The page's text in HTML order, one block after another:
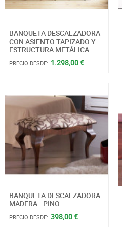
BANQUETA DESCALZADORA
CON ASIENTO TAPIZADO Y
ESTRUCTURA METÁLICA
PRECIO DESDE: 1.298,00 €
BANQUETA DESCALZADORA
MADERA - PINO
PRECIO DESDE: 398,00 €